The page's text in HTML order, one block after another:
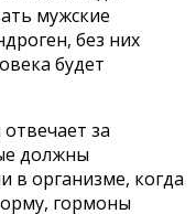
мужские
без них
будет
за
должны
в организме, когда
гормоны